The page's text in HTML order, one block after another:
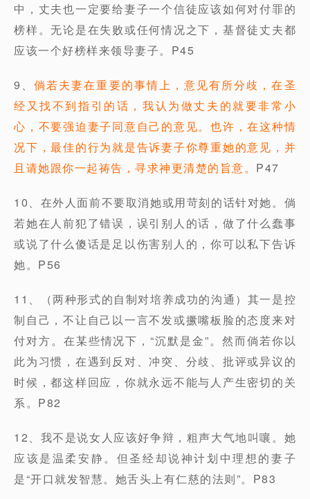
中，丈夫也一定要给妻子一个信徒应该如何对付罪的
榜样。无论是在失败或任何情况之下，基督徒丈夫都
应该一个好榜样来领导妻子。P45
9、倘若夫妻在重要的事情上，意见有所分歧，在圣
经又找不到指引的话，我认为做丈夫的就要非常小
心，不要强迫妻子同意自己的意见。也许，在这种情
况下，最佳的行为就是告诉妻子你尊重她的意见，并
且请她跟你一起祷告，寻求神更清楚的旨意。 P47
10、在外人面前不要取消她或用苛刻的话针对她。倘
若她在人前犯了错误，误引别人的话，做了什么蠢事
或说了什么傻话是足以伤害别人的，你可以私下告诉
她。P56
11、（两种形式的自制对培养成功的沟通）其一是控
制自己，不让自己以一言不发或撅嘴板脸的态度来对
付对方。在某些情况下，“沉默是金”。然而倘若你以
此为习惯，在遇到反对、冲突、分歧、批评或异议的
时候，都这样回应，你就永远不能与人产生密切的关
系。P82
12、我不是说女人应该好争辩，粗声大气地叫嚷。她
应该是温柔安静。但圣经却说神计划中理想的妻子
是“开口就发智慧。她舌头上有仁慈的法则”。P83